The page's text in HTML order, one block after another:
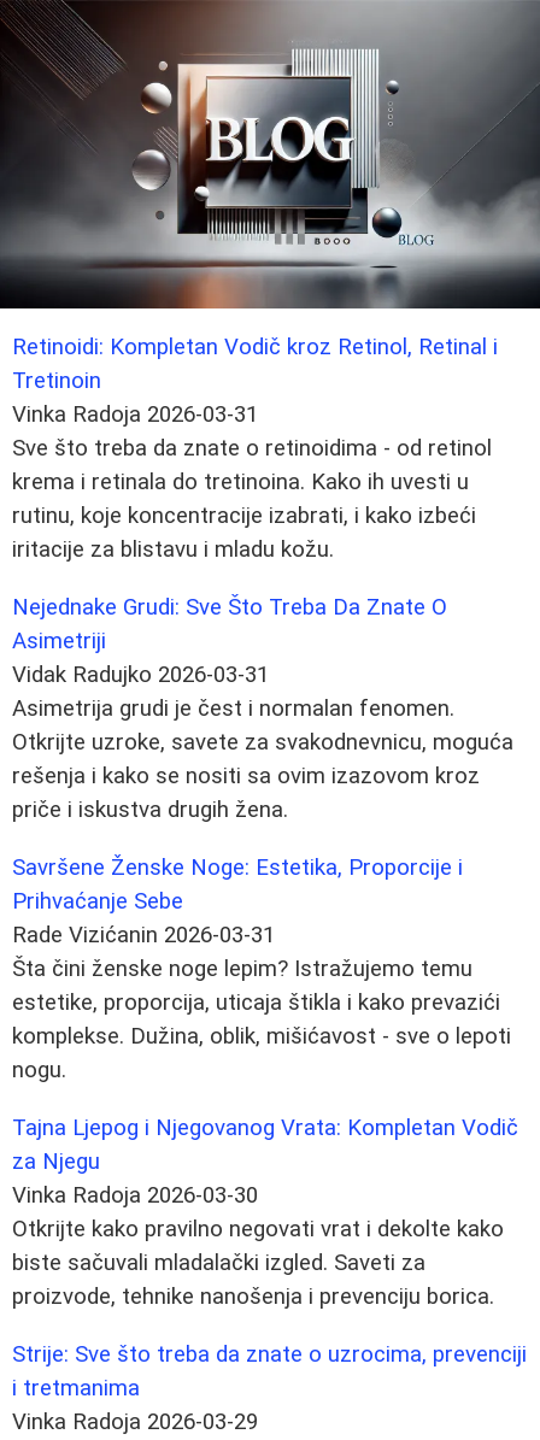
Retinoidi: Kompletan Vodič kroz Retinol, Retinal i
Tretinoin
Vinka Radoja 2026-03-31
Sve što treba da znate o retinoidima - od retinol
krema i retinala do tretinoina. Kako ih uvesti u
rutinu, koje koncentracije izabrati, i kako izbeći
iritacije za blistavu i mladu kožu.
Nejednake Grudi: Sve Što Treba Da Znate O
Asimetriji
Vidak Radujko 2026-03-31
Asimetrija grudi je čest i normalan fenomen.
Otkrijte uzroke, savete za svakodnevnicu, moguća
rešenja i kako se nositi sa ovim izazovom kroz
priče i iskustva drugih žena.
Savršene Ženske Noge: Estetika, Proporcije i
Prihvaćanje Sebe
Rade Vizićanin 2026-03-31
Šta čini ženske noge lepim? Istražujemo temu
estetike, proporcija, uticaja štikla i kako prevazići
komplekse. Dužina, oblik, mišićavost - sve o lepoti
nogu.
Tajna Ljepog i Njegovanog Vrata: Kompletan Vodič
za Njegu
Vinka Radoja 2026-03-30
Otkrijte kako pravilno negovati vrat i dekolte kako
biste sačuvali mladalački izgled. Saveti za
proizvode, tehnike nanošenja i prevenciju borica.
Strije: Sve što treba da znate o uzrocima, prevenciji
i tretmanima
Vinka Radoja 2026-03-29